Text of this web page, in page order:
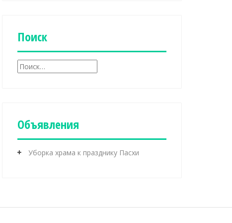
к
иПоиск
Н
а
Объявления
Уборка храма к празднику Пасхи